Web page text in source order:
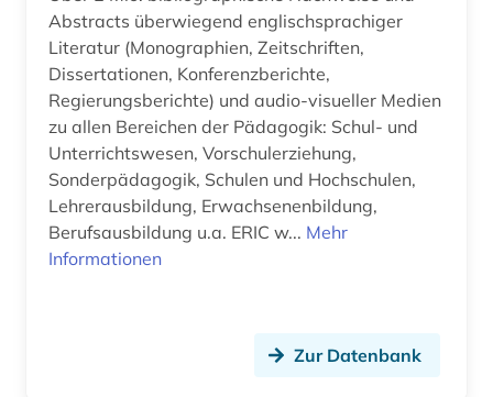
agrarsektor (1)
agrarsoziologie (2)
agrarwirtchaft (1)
agrarwirtschaft (3)
agrarwissenschaft (11)
agrarwissenschaften (3)
Abstracts überwiegend englischsprachiger
Literatur (Monographien, Zeitschriften,
Dissertationen, Konferenzberichte,
Regierungsberichte) und audio-visueller Medien
zu allen Bereichen der Pädagogik: Schul- und
Unterrichtswesen, Vorschulerziehung,
Sonderpädagogik, Schulen und Hochschulen,
Lehrerausbildung, Erwachsenenbildung,
Berufsausbildung u.a. ERIC w... Mehr
Informationen
Zur Datenbank